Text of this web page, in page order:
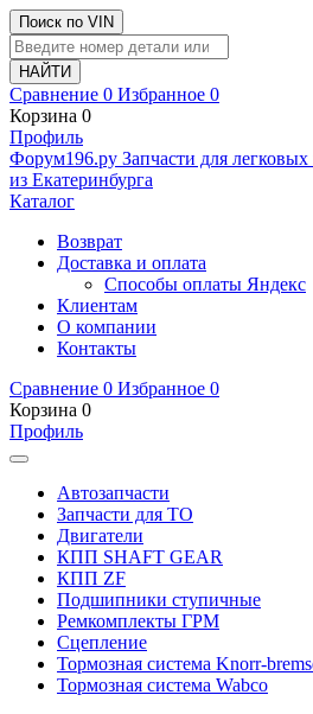
Поиск по VIN
Сравнение 0 Избранное 0
Корзина 0
Профиль
Фoрум196.ру Запчасти для
из Екатеринбурга
Каталог
Возврат
Доставка и оплата
Способы оплаты Яндекс
Клиентам
О компании
Контакты
Сравнение 0 Избранное 0
Корзина 0
Профиль
Автозапчасти
Запчасти для ТО
Двигатели
КПП SHAFT GEAR
КПП ZF
Подшипники ступичные
Ремкомплекты ГРМ
Сцепление
Тормозная система Knorr-
Тормозная система Wabco